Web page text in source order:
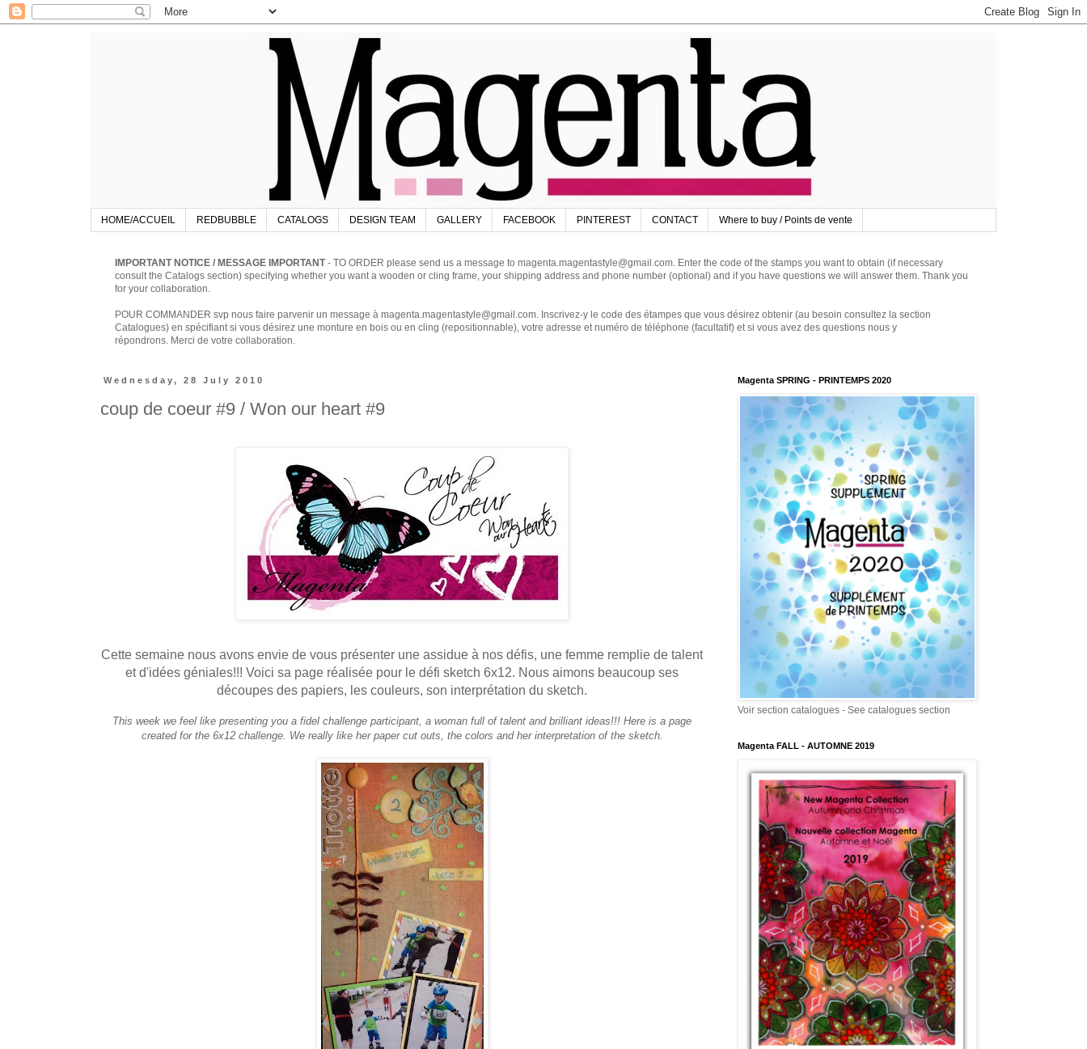
HOME/ACCUEIL REDBUBBLE CATALOGS DESIGN TEAM GALLERY FACEBOOK PINTEREST CONTACT Where to buy / Points de vente
IMPORTANT NOTICE / MESSAGE IMPORTANT- TO ORDER please send us a message to magenta.magentastyle@gmail.com. Enter the code of the stamps you want to obtain (if necessary
consult the Catalogs section) specifying whether you want a wooden or cling frame, your shipping address and phone number (optional) and if you have questions we will answer them. Thank you
for your collaboration.
POUR COMMANDER svp nous faire parvenir un message à magenta.magentastyle@gmail.com. Inscrivez-y le code des étampes que vous désirez obtenir (au besoin consultez la section
Catalogues) en spécifiant si vous désirez une monture en bois ou en cling (repositionnable), votre adresse et numéro de téléphone (facultatif) et si vous avez des questions nous y
répondrons. Merci de votre collaboration.
Wednesday, 28 July 2010
coup de coeur #9 / Won our heart #9
Cette semaine nous avons envie de vous présenter une assidue à nos défis, une femme remplie de talent
et d'idées géniales!!! Voici sa page réalisée pour le défi sketch 6x12. Nous aimons beaucoup ses
découpes des papiers, les couleurs, son interprétation du sketch.
This week we feel like presenting you a fidel challenge participant, a woman full of talent and brilliant ideas!!! Here is a page
created for the 6x12 challenge. We really like her paper cut outs, the colors and her interpretation of the sketch.
Magenta SPRING - PRINTEMPS 2020
Voir section catalogues - See catalogues section
Magenta FALL - AUTOMNE 2019